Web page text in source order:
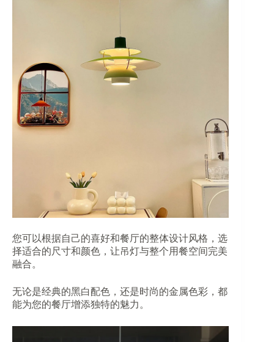
您可以根据自己的喜好和餐厅的整体设计风格，选
择适合的尺寸和颜色，让吊灯与整个用餐空间完美
融合。
无论是经典的黑白配色，还是时尚的金属色彩，都
能为您的餐厅增添独特的魅力。